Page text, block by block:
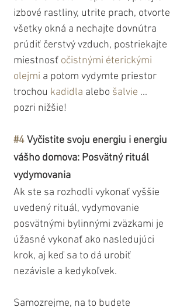
izbové rastliny, utrite prach, otvorte
všetky okná a nechajte dovnútra
prúdiť čerstvý vzduch, postriekajte
miestnosť očistnými éterickými
olejmi a potom vydymte priestor
trochou kadidla alebo šalvie ...
pozri nižšie!
#4 Vyčistite svoju energiu i energiu
vášho domova: Posvätný rituál
vydymovania
Ak ste sa rozhodli vykonať vyššie
uvedený rituál, vydymovanie
posvätnými bylinnými zväzkami je
úžasné vykonať ako nasledujúci
krok, aj keď sa to dá urobiť
nezávisle a kedykoľvek.
Samozrejme, na to budete